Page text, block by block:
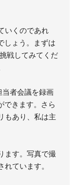
いくのであれ
しょう。まずは
戦してみてくだ
者会議を録画
できます。さら
もあり、私は主
ます。写真で撮
ています。